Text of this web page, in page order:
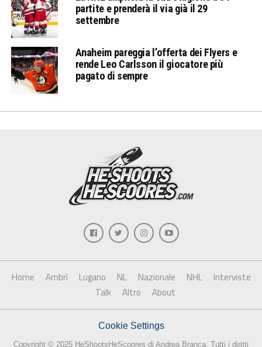
partite e prenderà il via già il 29
settembre
Anaheim pareggia l’offerta dei Flyers e
rende Leo Carlsson il giocatore più
pagato di sempre
Home Ambrì Lugano NL Nazionale NHL
Interviste
Talk
Altro About
Cookie Settings
Copyright © 2025 HeShootsHeScoores di Andrea Branca. Tutti i diritti